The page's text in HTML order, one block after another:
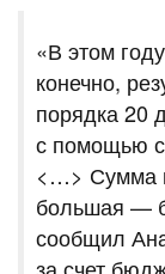
«В этом
конечно,
порядка 20
с помощью
<…> Сумма
большая —
сообщил